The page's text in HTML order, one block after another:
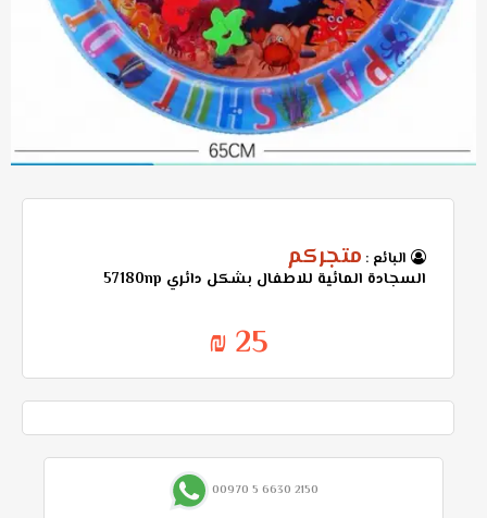
البائع : متجركم
السجادة المائية للاطفال بشكل دائري 57180np
25 ₪
00970 5 6630 2150